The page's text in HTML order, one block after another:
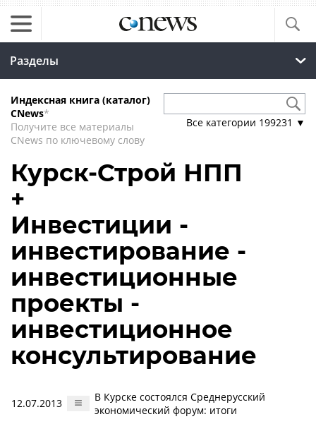
Разделы
Индексная книга (каталог)
CNews*
Получите все материалы
CNews по ключевому слову
Все категории 199231 ▼
Курск-Строй НПП
+
Инвестиции -
инвестирование -
инвестиционные
проекты -
инвестиционное
консультирование
12.07.2013
В Курске состоялся Среднерусский
экономический форум: итоги